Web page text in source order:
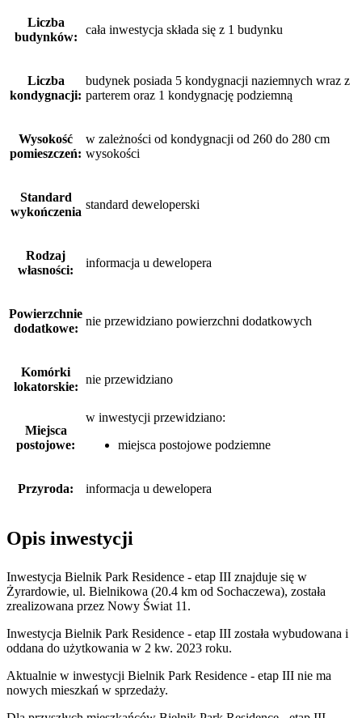
Liczba
budynków:
cała inwestycja składa się z 1 budynku
Liczba
kondygnacji:
budynek posiada 5 kondygnacji naziemnych wraz z
parterem oraz 1 kondygnację podziemną
Wysokość
pomieszczeń:
w zależności od kondygnacji od 260 do 280 cm
wysokości
Standard
wykończenia
standard deweloperski
Rodzaj
własności:
informacja u dewelopera
Powierzchnie
dodatkowe:
nie przewidziano powierzchni dodatkowych
Komórki
lokatorskie:
nie przewidziano
Miejsca
postojowe:
w inwestycji przewidziano:
miejsca postojowe podziemne
Przyroda: informacja u dewelopera
Opis inwestycji
Inwestycja Bielnik Park Residence - etap III znajduje się w
Żyrardowie, ul. Bielnikowa (20.4 km od Sochaczewa), została
zrealizowana przez Nowy Świat 11.
Inwestycja Bielnik Park Residence - etap III została wybudowana i
oddana do użytkowania w 2 kw. 2023 roku.
Aktualnie w inwestycji Bielnik Park Residence - etap III nie ma
nowych mieszkań w sprzedaży.